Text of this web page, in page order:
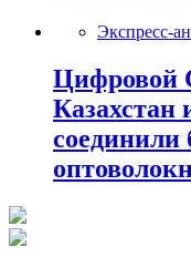
Экспресс-
Цифровой
Казахстан
соединили